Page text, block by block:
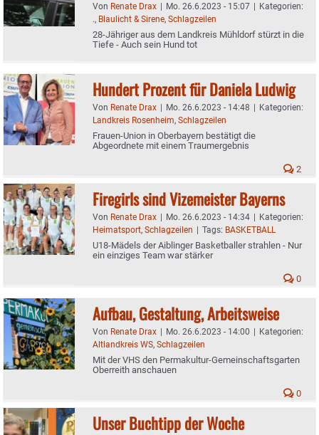
Von Renate Drax | Mo. 26.6.2023 - 15:07 | Kategorien:
., Blaulicht & Sirene, Schlagzeilen
28-Jähriger aus dem Landkreis Mühldorf stürzt in die
Tiefe - Auch sein Hund tot
Hundert Prozent für Daniela Ludwig
Von Renate Drax | Mo. 26.6.2023 - 14:48 | Kategorien:
Landkreis Rosenheim, Schlagzeilen
Frauen-Union in Oberbayern bestätigt die
Abgeordnete mit einem Traumergebnis
2
Firegirls sind Vizemeister Bayerns
Von Renate Drax | Mo. 26.6.2023 - 14:34 | Kategorien:
Heimatsport, Schlagzeilen | Tags: BASKETBALL
U18-Mädels der Aiblinger Basketballer strahlen - Nur
ein einziges Team war stärker
0
Aufbau, Gestaltung, Arbeitsweise
Von Renate Drax | Mo. 26.6.2023 - 14:00 | Kategorien:
Altlandkreis WS, Schlagzeilen
Mit der VHS den Permakultur-Gemeinschaftsgarten
Oberreith anschauen
0
Unser Buchtipp der Woche